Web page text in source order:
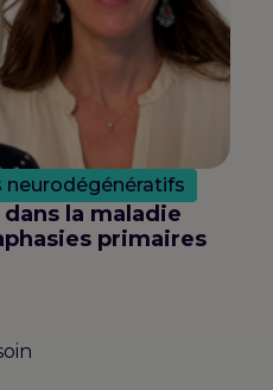
neurodégénératifs
la maladie
primaires